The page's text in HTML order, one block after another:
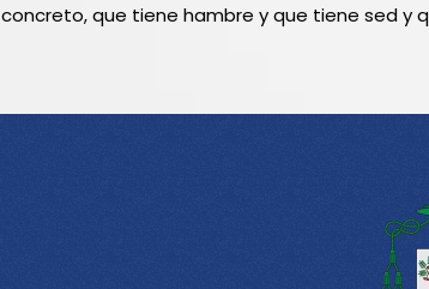
concreto, que tiene hambre y que tiene sed y